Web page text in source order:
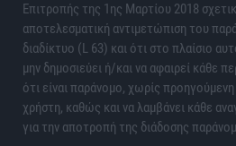
Επιτροπής της 1ης Μαρτίου 2018
αποτελεσματική αντιμετώπιση του
διαδίκτυο (L 63) και ότι στο πλαίσιο
μην δημοσιεύει ή/και να αφαιρεί κάθε
ότι είναι παράνομο, χωρίς
χρήστη, καθώς και να λαμβάνει κάθε
για την αποτροπή της διάδοσης